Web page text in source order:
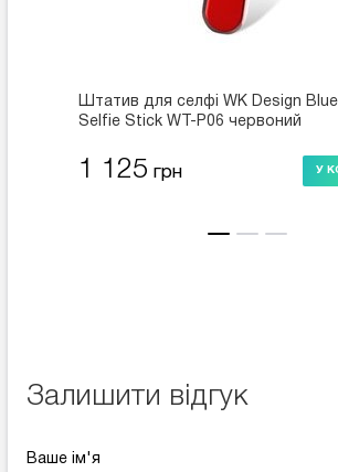
Штатив для селфі WK Design
Selfie Stick WT-P06 червоний
1 125 грн У
Залишити відгук
Ваше ім'я